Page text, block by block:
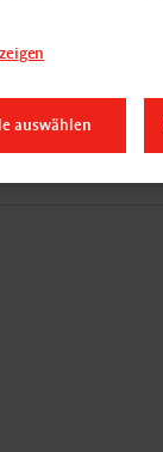
auswählen